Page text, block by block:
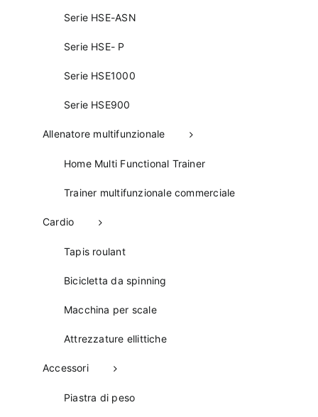
Serie HSE-ASN
Serie HSE- P
Serie HSE1000
Serie HSE900
Allenatore multifunzionale
Home Multi Functional Trainer
Trainer multifunzionale commerciale
Cardio
Tapis roulant
Bicicletta da spinning
Macchina per scale
Attrezzature ellittiche
Accessori
Piastra di peso